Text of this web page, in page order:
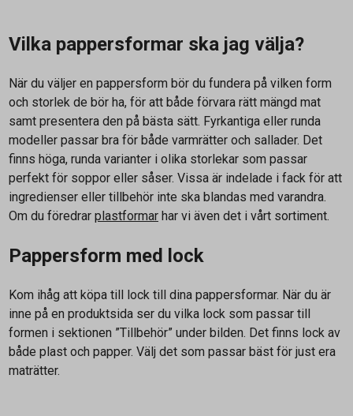
Vilka pappersformar ska jag välja?
När du väljer en pappersform bör du fundera på vilken form
och storlek de bör ha, för att både förvara rätt mängd mat
samt presentera den på bästa sätt. Fyrkantiga eller runda
modeller passar bra för både varmrätter och sallader. Det
finns höga, runda varianter i olika storlekar som passar
perfekt för soppor eller såser. Vissa är indelade i fack för att
ingredienser eller tillbehör inte ska blandas med varandra.
Om du föredrar plastformar har vi även det i vårt sortiment.
Pappersform med lock
Kom ihåg att köpa till lock till dina pappersformar. När du är
inne på en produktsida ser du vilka lock som passar till
formen i sektionen ”Tillbehör” under bilden. Det finns lock av
både plast och papper. Välj det som passar bäst för just era
maträtter.